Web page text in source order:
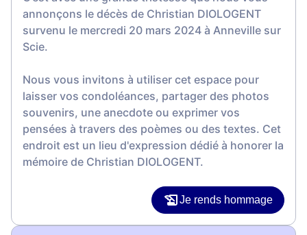
annonçons le décès de Christian DIOLOGENT
survenu le mercredi 20 mars 2024 à Anneville sur
Scie.
Nous vous invitons à utiliser cet espace pour
laisser vos condoléances, partager des photos
souvenirs, une anecdote ou exprimer vos
pensées à travers des poèmes ou des textes. Cet
endroit est un lieu d'expression dédié à honorer la
mémoire de Christian DIOLOGENT.
Je rends hommage